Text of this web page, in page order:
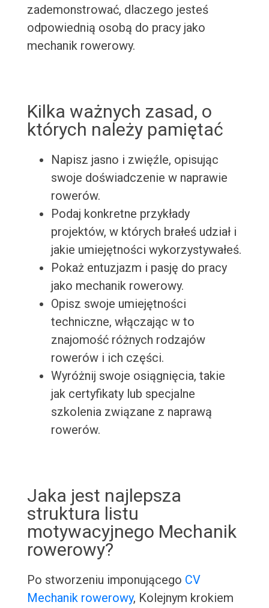
zademonstrować, dlaczego jesteś
odpowiednią osobą do pracy jako
mechanik rowerowy.
Kilka ważnych zasad, o
których należy pamiętać
Napisz jasno i zwięźle, opisując
swoje doświadczenie w naprawie
rowerów.
Podaj konkretne przykłady
projektów, w których brałeś udział i
jakie umiejętności wykorzystywałeś.
Pokaż entuzjazm i pasję do pracy
jako mechanik rowerowy.
Opisz swoje umiejętności
techniczne, włączając w to
znajomość różnych rodzajów
rowerów i ich części.
Wyróżnij swoje osiągnięcia, takie
jak certyfikaty lub specjalne
szkolenia związane z naprawą
rowerów.
Jaka jest najlepsza
struktura listu
motywacyjnego Mechanik
rowerowy?
Po stworzeniu imponującego CV
Mechanik rowerowy, Kolejnym krokiem